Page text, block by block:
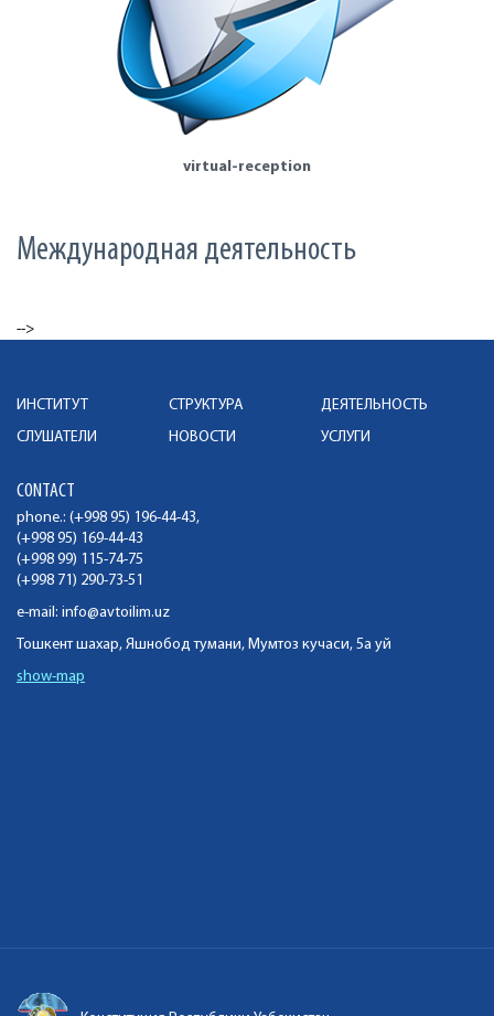
virtual-reception
Международная деятельность
-->
ИНСТИТУТ СТРУКТУРА
ДЕЯТЕЛЬНОСТЬ
СЛУШАТЕЛИ
НОВОСТИ УСЛУГИ
CONTACT
phone.: (+998 95) 196-44-43,
(+998 95) 169-44-43
(+998 99) 115-74-75
(+998 71) 290-73-51
e-mail: info@avtoilim.uz
Тошкент шахар, Яшнобод тумани, Мумтоз кучаси, 5а уй
show-map